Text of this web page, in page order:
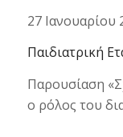
27 Ιανουαρίου
Παιδιατρική
Παρουσίαση
ο ρόλος του